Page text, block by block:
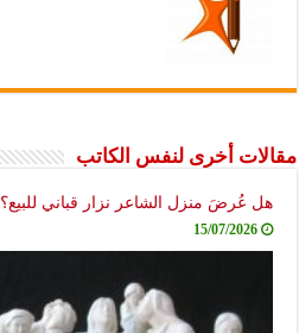
مقالات أخرى لنفس الكاتب
هل عُرضَ منزل الشاعر نزار قباني للبيع؟
15/07/2026